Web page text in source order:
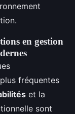
en gestion
fréquentes
et la
sont